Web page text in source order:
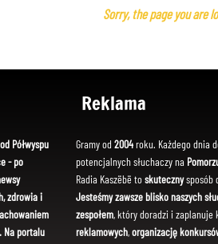
Sorry, the page you are
Półwyspu
- po
zdrowia i
Na portalu
Reklama
Gramy od 2004roku. Każdego dnia
potencjalnych słuchaczy na
Radia Kaszëbë toskutecznysposób
Jesteśmy zawsze blisko naszych
zespołem, który doradzi i zaplanuje
reklamowych,organizację